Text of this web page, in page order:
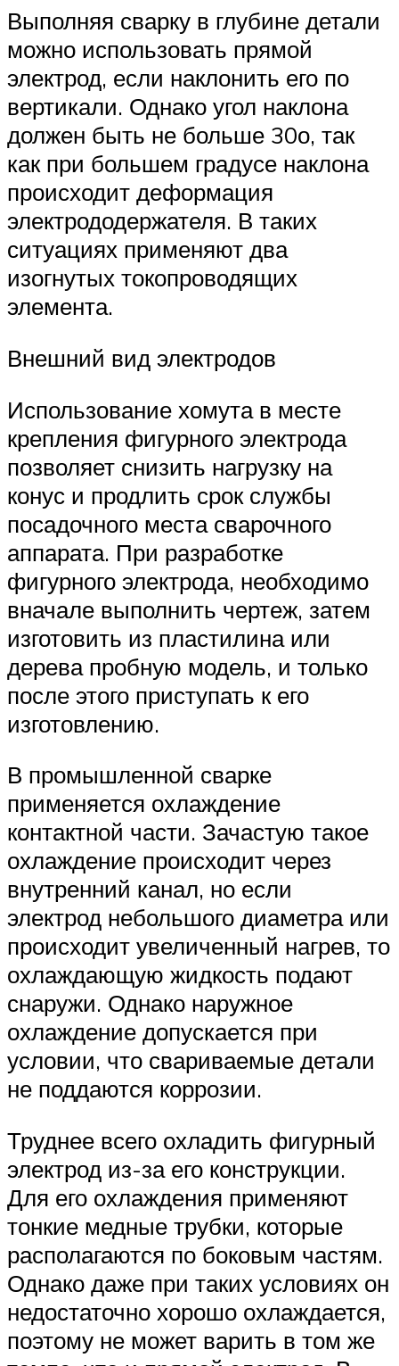
Выполняя сварку в глубине детали
можно использовать прямой
электрод, если наклонить его по
вертикали. Однако угол наклона
должен быть не больше 30о, так
как при большем градусе наклона
происходит деформация
электрододержателя. В таких
ситуациях применяют два
изогнутых токопроводящих
элемента.
Внешний вид электродов
Использование хомута в месте
крепления фигурного электрода
позволяет снизить нагрузку на
конус и продлить срок службы
посадочного места сварочного
аппарата. При разработке
фигурного электрода, необходимо
вначале выполнить чертеж, затем
изготовить из пластилина или
дерева пробную модель, и только
после этого приступать к его
изготовлению.
В промышленной сварке
применяется охлаждение
контактной части. Зачастую такое
охлаждение происходит через
внутренний канал, но если
электрод небольшого диаметра или
происходит увеличенный нагрев, то
охлаждающую жидкость подают
снаружи. Однако наружное
охлаждение допускается при
условии, что свариваемые детали
не поддаются коррозии.
Труднее всего охладить фигурный
электрод из-за его конструкции.
Для его охлаждения применяют
тонкие медные трубки, которые
располагаются по боковым частям.
Однако даже при таких условиях он
недостаточно хорошо охлаждается,
поэтому не может варить в том же